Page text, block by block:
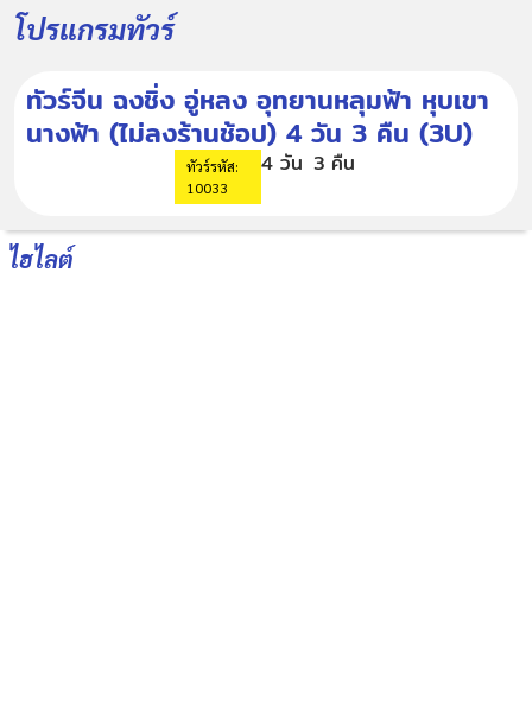
โปรแกรมทัวร์
ทัวร์จีน ฉงชิ่ง อู่หลง อุทยานหลุมฟ้า หุบเขา
นางฟ้า (ไม่ลงร้านช้อป) 4 วัน 3 คืน (3U)
ทัวร์รหัส:
10033
4 วัน 3 คืน
ไฮไลต์